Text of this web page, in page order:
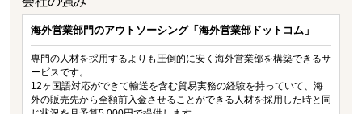
海外営業部門のアウトソーシング「海外営業部ドットコム」
専門の人材を採用するよりも圧倒的に安く海外営業部を構築できるサ
ービスです。
12ヶ国語対応ができて輸送を含む貿易実務の経験を持っていて、海
外の販売先から全額前入金させることができる人材を採用した時と同